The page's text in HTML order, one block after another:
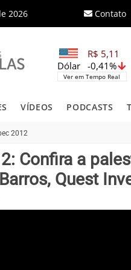
2026 Contato
R$ 5,11
-0,41%
Dólar
Ver em Tempo Real
VÍDEOS PODCASTS
2012
Confira a
Quest